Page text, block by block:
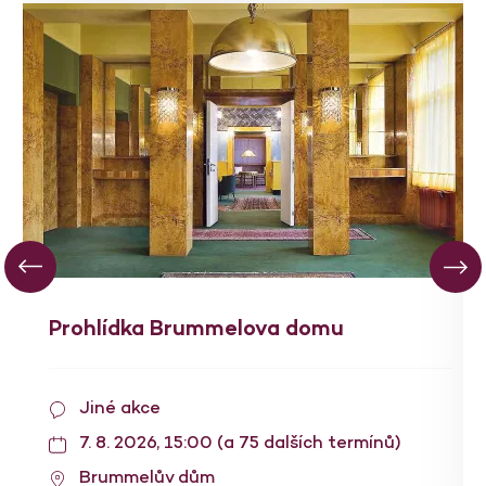
Prohlídka Brummelova domu
Jiné akce
7. 8. 2026, 15:00 (a 75 dalších termínů)
Brummelův dům